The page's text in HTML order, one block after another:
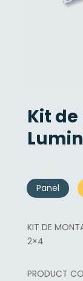
Kit
Panel
KIT DE
2×4